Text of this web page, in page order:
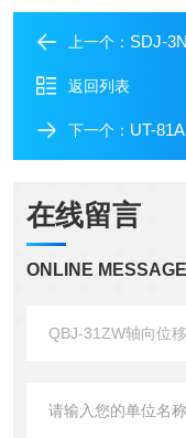
上一个： SDJ-
返回列表
下一个： UT-
在线留言
ONLINE MESSAGE